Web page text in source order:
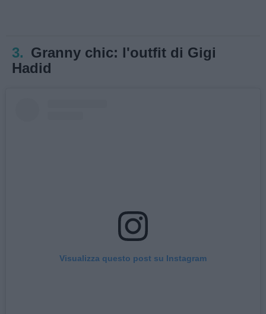
3. Granny chic: l'outfit di Gigi
Hadid
Visualizza questo post su Instagram